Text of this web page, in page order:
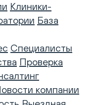
Клиники-
База
Специалисты
Проверка
компании